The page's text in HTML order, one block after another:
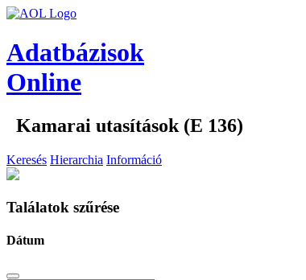
Adatbázisok
Online
Kamarai utasítások (E 136)
Keresés Hierarchia Információ
Találatok szűrése
Dátum